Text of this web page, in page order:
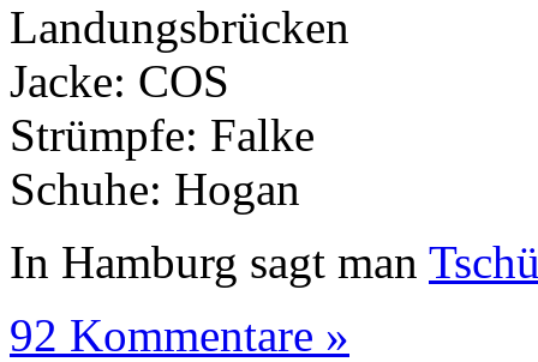
Landungsbrücken
Jacke: COS
Strümpfe: Falke
Schuhe: Hogan
In Hamburg sagt man
92 Kommentare »